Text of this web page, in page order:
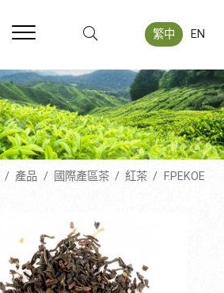
繁中 EN
產品 國際產區茶 紅茶 F.PEKOE